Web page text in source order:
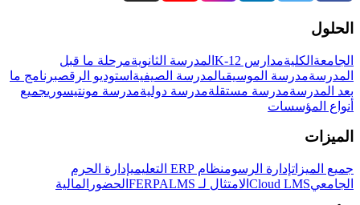
الحلول
الجامعة الكليةمدارس K-12 المدرسة الثانويةمرحلة ما قبل
المدرسةمدرسة الموسيقىالمدرسة الصيفية استوديو الرقصبرنامج ما
بعد المدرسةمدرسة مستقلةمدرسة دوليةمدرسة مونتيسوريجميع
أنواع المؤسسات
الميزات
جميع الميزاتإدارة الرسومنظام ERP التعليمي
إدارة الحرم
الجامعيCloud LMS الامتثال لـ FERPA LMS الحضور المالية